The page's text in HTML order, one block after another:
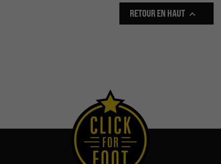
RETOUR EN HAUT 